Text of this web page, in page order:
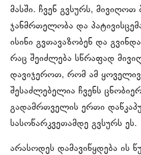
მასში. ჩვენ გვსურს,
ჯანმრთელობა და
ისინი გვთავაზობენ და
რაც შეიძლება სწრაფად
დავიჯეროთ, რომ ამ
შესაძლებელია ჩვენს
გადამრთველის ერთი
სასოწარკვეთამდე გვსურს ეს.
არასოდეს დამავიწყდება ის